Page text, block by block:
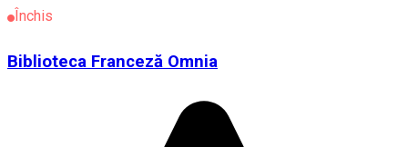
Închis
Biblioteca Franceză Omnia